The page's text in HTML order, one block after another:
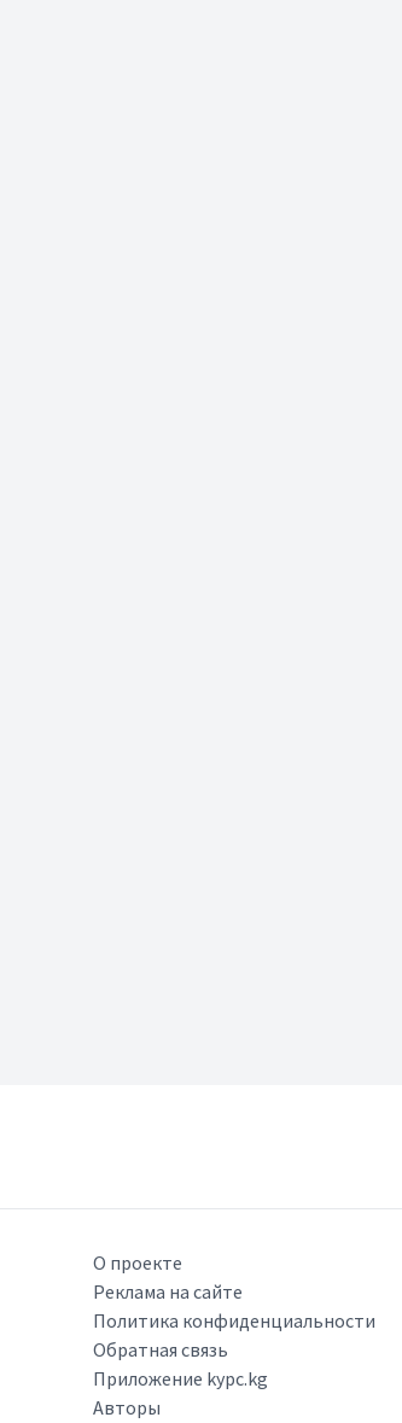
О проекте
Реклама на сайте
Политика конфиденциальности
Обратная связь
Приложение kypc.kg
Авторы